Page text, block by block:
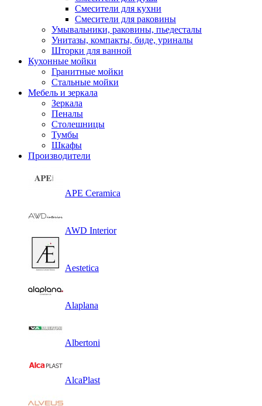
Смесители для кухни
Смесители для раковины
Умывальники, раковины, пьедесталы
Унитазы, компакты, биде, уриналы
Шторки для ванной
Кухонные мойки
Гранитные мойки
Стальные мойки
Мебель и зеркала
Зеркала
Пеналы
Столешницы
Тумбы
Шкафы
Производители
APE Ceramica
AWD Interior
Aestetica
Alaplana
Albertoni
AlcaPlast